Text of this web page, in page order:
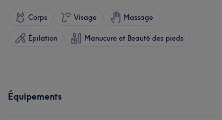
Corps Visage Massage
Épilation Manucure et Beauté des pieds
Équipements